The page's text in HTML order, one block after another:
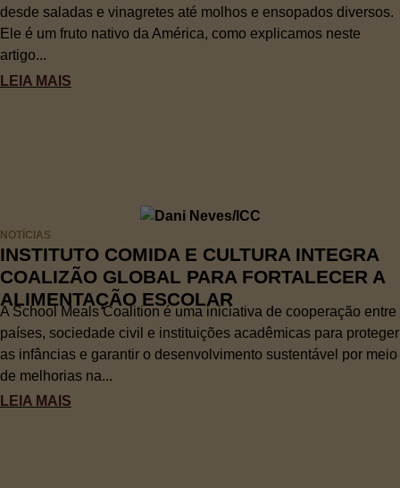
desde saladas e vinagretes até molhos e ensopados diversos.
Ele é um fruto nativo da América, como explicamos neste
artigo...
LEIA MAIS
NOTÍCIAS
INSTITUTO COMIDA E CULTURA INTEGRA
COALIZÃO GLOBAL PARA FORTALECER A
ALIMENTAÇÃO ESCOLAR
A School Meals Coalition é uma iniciativa de cooperação entre
países, sociedade civil e instituições acadêmicas para proteger
as infâncias e garantir o desenvolvimento sustentável por meio
de melhorias na...
LEIA MAIS